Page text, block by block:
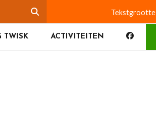
Tekstgrootte
TWISK ACTIVITEITEN